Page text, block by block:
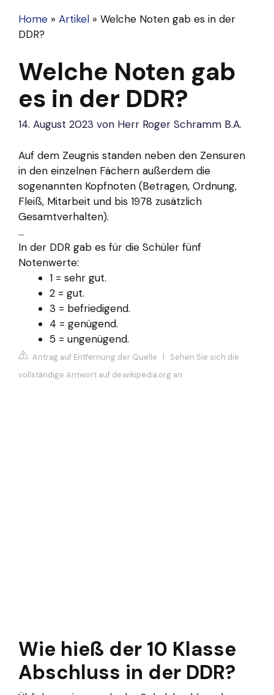
Home » Artikel » Welche Noten gab es in der
DDR?
Welche Noten gab
es in der DDR?
14. August 2023 von Herr Roger Schramm B.A.
Auf dem Zeugnis standen neben den Zensuren
in den einzelnen Fächern außerdem die
sogenannten Kopfnoten (Betragen, Ordnung,
Fleiß, Mitarbeit und bis 1978 zusätzlich
Gesamtverhalten).
...
In der DDR gab es für die Schüler fünf
Notenwerte:
1 = sehr gut.
2 = gut.
3 = befriedigend.
4 = genügend.
5 = ungenügend.
Antrag auf Entfernung der Quelle | Sehen Sie sich die
vollständige Antwort auf de.wikipedia.org an
Wie hieß der 10 Klasse
Abschluss in der DDR?